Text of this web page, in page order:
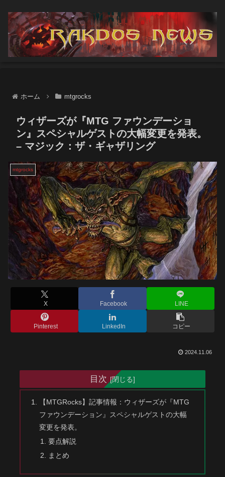
ホーム mtgrocks
ウィザーズが『MTG ファウンデーショ
ン』スペシャルゲストの大幅変更を発表。
– マジック：ザ・ギャザリング
mtgrocks
X Facebook LINE
Pinterest LinkedIn コピー
2024.11.06
目次
【MTGRocks】記事情報：ウィザーズが『MTG
ファウンデーション』スペシャルゲストの大幅
変更を発表。
要点解説
まとめ